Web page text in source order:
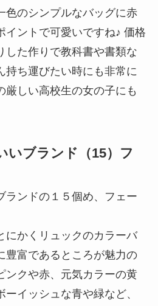
色のシンプルなバッグに赤
イントで可愛いですね♪ 価格
した作りで教科書や書類な
持ち運びたい時にも非常に
厳しい高校生の女の子にも
いブランド（15）フ
ランドの１５個め、フェー
にかくリュックのカラーバ
豊富であるところが魅力の
ンクや赤、元気カラーの黄
イッシュな青や緑など、